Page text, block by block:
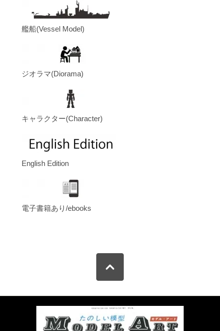
艦船(Vessel Model)
ジオラマ(Diorama)
キャラクター(Character)
English Edition
電子書籍あり/ebooks